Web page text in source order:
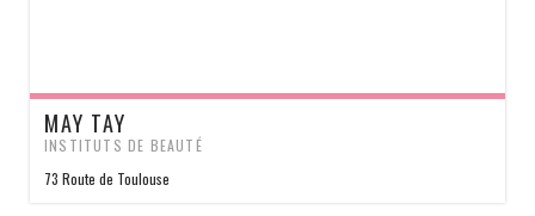
MAY TAY
INSTITUTS DE BEAUTÉ
73 Route de Toulouse